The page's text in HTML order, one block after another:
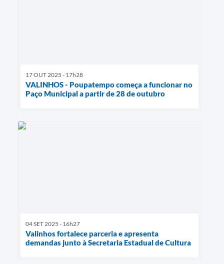
17 OUT 2025 - 17h28
VALINHOS - Poupatempo começa a funcionar no
Paço Municipal a partir de 28 de outubro
04 SET 2025 - 16h27
Valinhos fortalece parceria e apresenta
demandas junto à Secretaria Estadual de Cultura